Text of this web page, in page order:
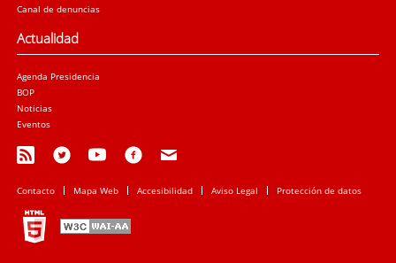
Canal de denuncias
Actualidad
Agenda Presidencia
BOP
Noticias
Eventos
Contacto Mapa Web Accesibilidad Aviso Legal Protección de datos